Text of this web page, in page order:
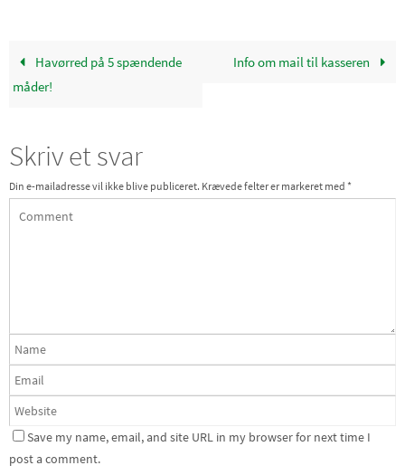
Havørred på 5 spændende
måder!
Info om mail til kasseren
Skriv et svar
Din e-mailadresse vil ikke blive publiceret. Krævede felter er markeret med *
Save my name, email, and site URL in my browser for next time I
post a comment.